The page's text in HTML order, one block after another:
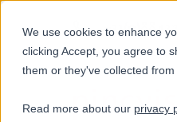
We use cookies to enhance
clicking Accept, you agree to
them or they've collected from
Read more about our privacy